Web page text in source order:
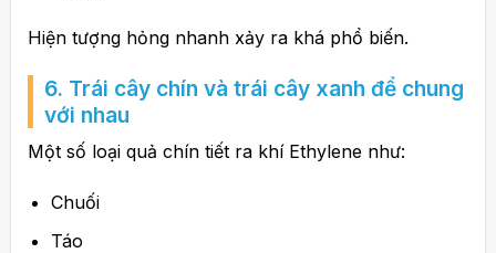
Hiện tượng hỏng nhanh xảy ra khá phổ biến.
6. Trái cây chín và trái cây xanh để chung
với nhau
Một số loại quả chín tiết ra khí Ethylene như:
Chuối
Táo